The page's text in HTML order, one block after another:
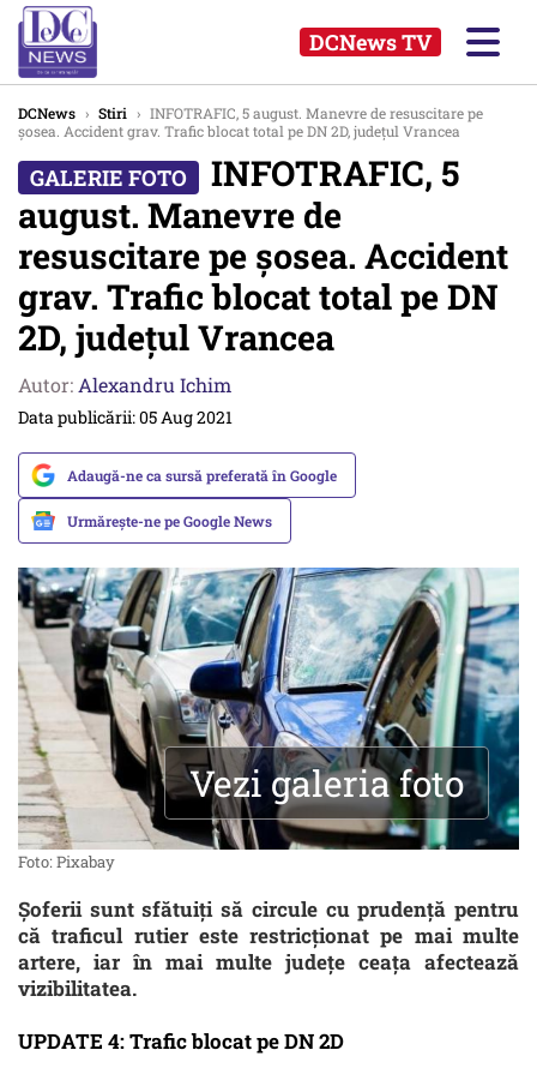
DCNews TV
DCNews › Stiri › INFOTRAFIC, 5 august. Manevre de resuscitare pe
șosea. Accident grav. Trafic blocat total pe DN 2D, județul Vrancea
INFOTRAFIC, 5
august. Manevre de
resuscitare pe șosea. Accident
grav. Trafic blocat total pe DN
2D, județul Vrancea
Autor: Alexandru Ichim
Data publicării: 05 Aug 2021
Adaugă-ne ca sursă preferată în Google
Urmărește-ne pe Google News
Vezi galeria foto
Foto: Pixabay
Șoferii sunt sfătuiți să circule cu prudență pentru
că traficul rutier este restricționat pe mai multe
artere, iar în mai multe județe ceața afectează
vizibilitatea.
UPDATE 4: Trafic blocat pe DN 2D